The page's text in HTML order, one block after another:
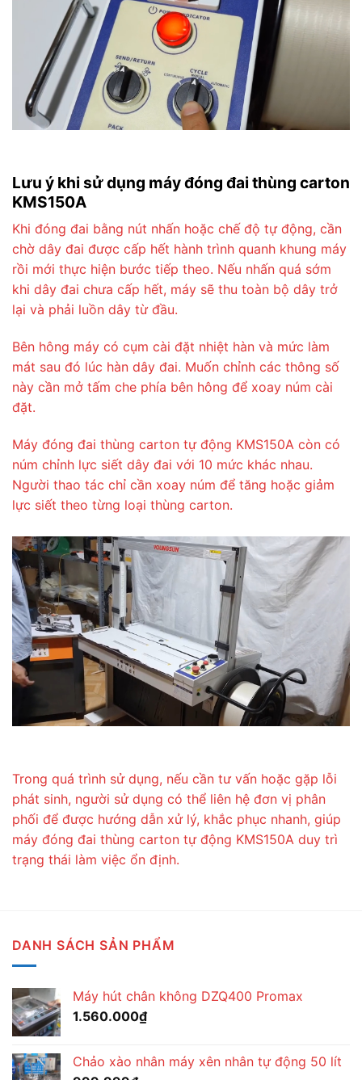
Lưu ý khi sử dụng máy đóng đai thùng carton
KMS150A
Khi đóng đai bằng nút nhấn hoặc chế độ tự động, cần
chờ dây đai được cấp hết hành trình quanh khung máy
rồi mới thực hiện bước tiếp theo. Nếu nhấn quá sớm
khi dây đai chưa cấp hết, máy sẽ thu toàn bộ dây trở
lại và phải luồn dây từ đầu.
Bên hông máy có cụm cài đặt nhiệt hàn và mức làm
mát sau đó lúc hàn dây đai. Muốn chỉnh các thông số
này cần mở tấm che phía bên hông để xoay núm cài
đặt.
Máy đóng đai thùng carton tự động KMS150A còn có
núm chỉnh lực siết dây đai với 10 mức khác nhau.
Người thao tác chỉ cần xoay núm để tăng hoặc giảm
lực siết theo từng loại thùng carton.
Trong quá trình sử dụng, nếu cần tư vấn hoặc gặp lỗi
phát sinh, người sử dụng có thể liên hệ đơn vị phân
phối để được hướng dẫn xử lý, khắc phục nhanh, giúp
máy đóng đai thùng carton tự động KMS150A duy trì
trạng thái làm việc ổn định.
DANH SÁCH SẢN PHẨM
Máy hút chân không DZQ400 Promax
1.560.000₫
Chảo xào nhân máy xên nhân tự động 50 lít